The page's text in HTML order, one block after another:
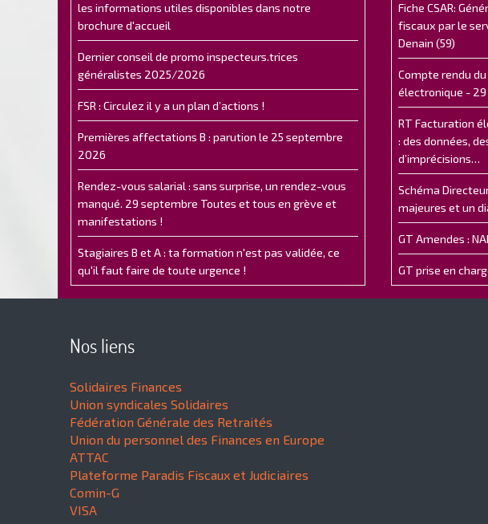
les informations utiles disponibles dans notre
brochure d'accueil
Dernier conseil de promo inspecteurs.trices
généralistes 2025/2026
FSR : Circulez il y a un plan d’actions !
Premières affectations B : parution le 25 septembre
2026
Rendez-vous salarial : sans surprise, un rendez-vous
manqué. 29 septembre Toutes et tous en grève et
manifestations !
Stagiaires B et A : ta formation n'est pas validée, ce
qu'il faut faire de toute urgence !
Fiche CSAR:
fiscaux par le
Denain (59)
Compte rendu
électronique -
RT Facturation
: des données,
d’imprécisions…
Schéma
majeures et un
GT Amendes :
GT prise en
Nos liens
Solidaires Finances
Union syndicales Solidaires
Fédération Générale des Retraités
Union du personnel des Finances en Europe
ATTAC
Plateforme Paradis Fiscaux et Judiciaires
Comin-G
VISA